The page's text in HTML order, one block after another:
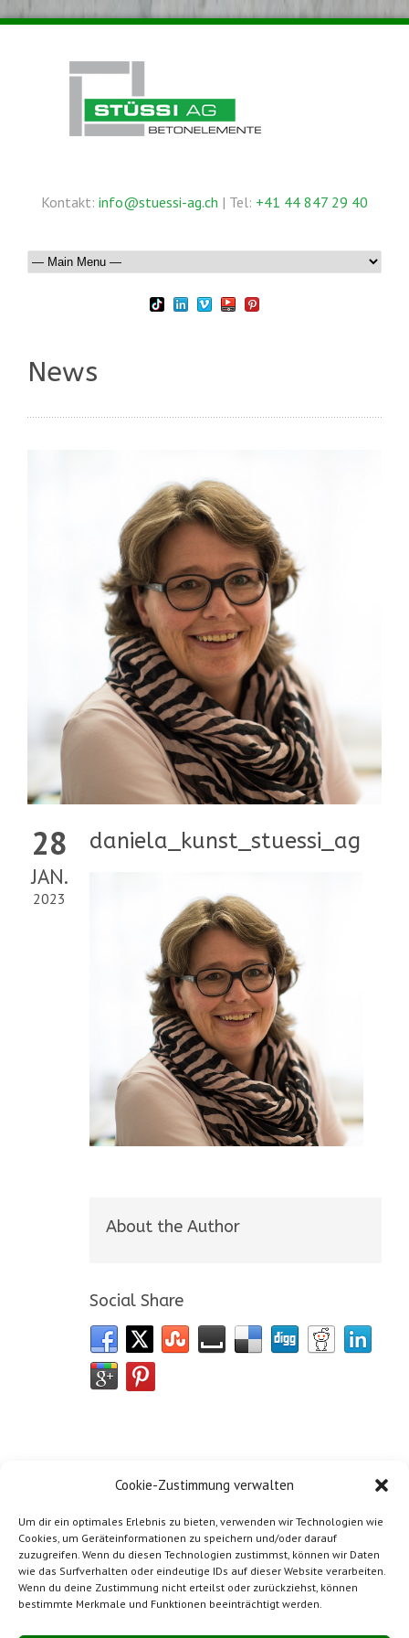
Cookie-Zustimmung verwalten
Um dir ein optimales Erlebnis zu bieten, verwenden wir Technologien wie
Cookies, um Geräteinformationen zu speichern und/oder darauf
zuzugreifen. Wenn du diesen Technologien zustimmst, können wir Daten
wie das Surfverhalten oder eindeutige IDs auf dieser Website verarbeiten.
Wenn du deine Zustimmung nicht erteilst oder zurückziehst, können
bestimmte Merkmale und Funktionen beeinträchtigt werden.
Kontakt: info@stuessi-ag.ch | Tel: +41 44 847 29 40
News
28
JAN.
2023
daniela_kunst_stuessi_ag
About the Author
Social Share